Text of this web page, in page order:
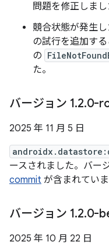
問題を修正しまし
競合状態が発生
の試行を追加す
の
た。
バージョン 1.2.0-
2025 年 11 月 5 日
ースされました。バー
commit が含まれていま
バージョン 1.2.0-
2025 年 10 月 22 日